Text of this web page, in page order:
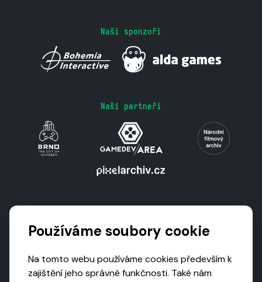
Naši sponzoři
Naši partneři
Používáme soubory cookie
Na tomto webu používáme cookies především k
zajištění jeho správné funkčnosti. Také nám